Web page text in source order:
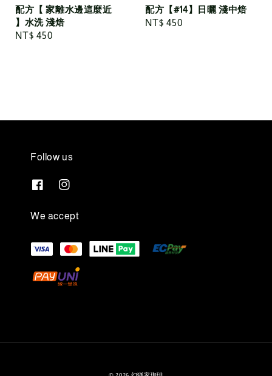
配方【 家離水邊這麼近
】水洗 淺焙
Regular
NT$ 450
配方【#14】日曬 淺中焙
Regular
NT$ 450
Follow us
We accept